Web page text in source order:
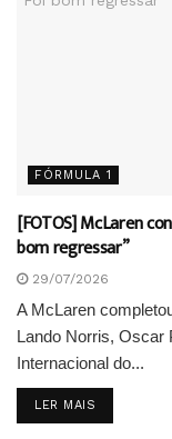
FÓRMULA 1
[FOTOS] McLaren
bom regressar”
29/07/2026
A McLaren
Lando Norris, Oscar
Internacional do...
LER MAIS